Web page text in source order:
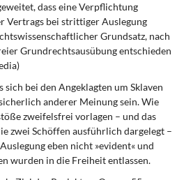
dass eine Verpflichtung
Vertrags bei strittiger Auslegung
Grundsatz, nach
Grundrechtsausübung entschieden
sich bei den Angeklagten um Sklaven
anderer Meinung sein. Wie
zweifelsfrei vorlagen – und das
zwei Schöffen ausführlich dargelegt –
eben nicht »evident« und
wurden in die Freiheit entlassen.